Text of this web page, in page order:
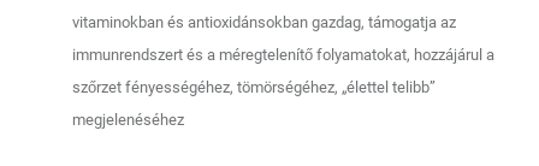
vitaminokban és antioxidánsokban gazdag, támogatja az
immunrendszert és a méregtelenítő folyamatokat, hozzájárul a
szőrzet fényességéhez, tömörségéhez, „élettel telibb”
megjelenéséhez